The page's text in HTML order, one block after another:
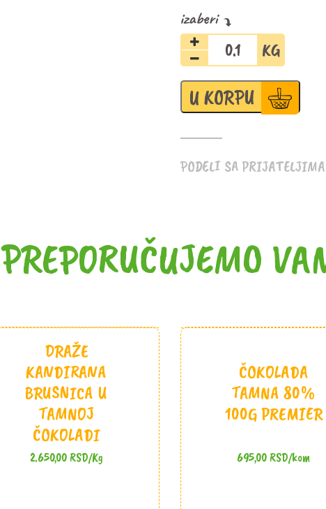
Višnja
kocke
tamnoj
količina
U KORPU
PODELI SA
PREPORUČUJEMO
DRAŽE
KANDIRANA
BRUSNICA U
TAMNOJ
ČOKOLADI
2.650,00RSD/Kg
ČOKOLADA
TAMNA 80%
100G PREMIER
695,00RSD/kom